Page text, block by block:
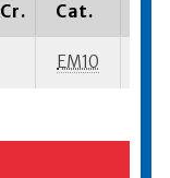
Cr. Cat.
EM10